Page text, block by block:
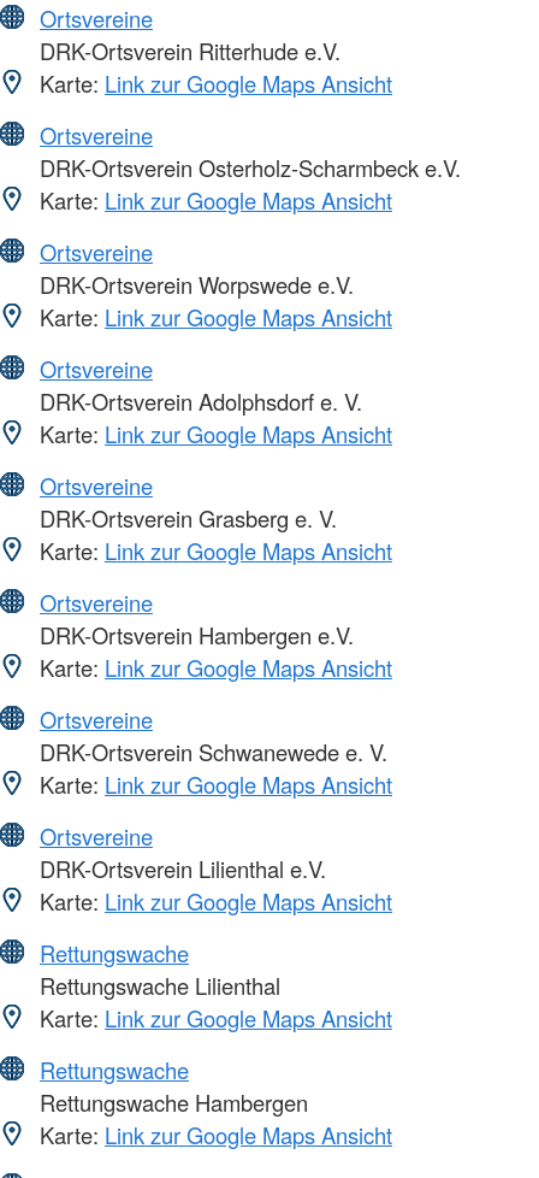
Ortsvereine
DRK-Ortsverein Ritterhude e.V.
Karte: Link zur Google Maps Ansicht
Ortsvereine
DRK-Ortsverein Osterholz-Scharmbeck e.V.
Karte: Link zur Google Maps Ansicht
Ortsvereine
DRK-Ortsverein Worpswede e.V.
Karte: Link zur Google Maps Ansicht
Ortsvereine
DRK-Ortsverein Adolphsdorf e. V.
Karte: Link zur Google Maps Ansicht
Ortsvereine
DRK-Ortsverein Grasberg e. V.
Karte: Link zur Google Maps Ansicht
Ortsvereine
DRK-Ortsverein Hambergen e.V.
Karte: Link zur Google Maps Ansicht
Ortsvereine
DRK-Ortsverein Schwanewede e. V.
Karte: Link zur Google Maps Ansicht
Ortsvereine
DRK-Ortsverein Lilienthal e.V.
Karte: Link zur Google Maps Ansicht
Rettungswache
Rettungswache Lilienthal
Karte: Link zur Google Maps Ansicht
Rettungswache
Rettungswache Hambergen
Karte: Link zur Google Maps Ansicht